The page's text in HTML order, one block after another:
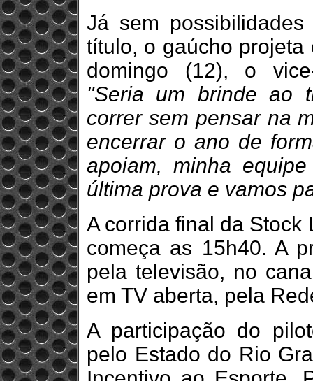
Já sem
título, o gaúcho projeta
domingo (12), o
"Seria um brinde ao
correr sem pensar na
encerrar o ano de
apoiam, minha
última prova e vamos
A corrida final da Stock
começa as 15h40. A
pela televisão, no
em TV aberta, pela
A participação do
pelo Estado do Rio